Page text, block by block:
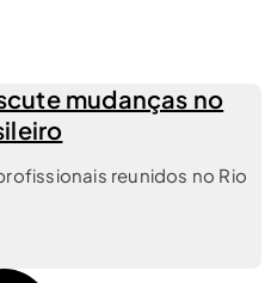
mudanças no
reunidos no Rio